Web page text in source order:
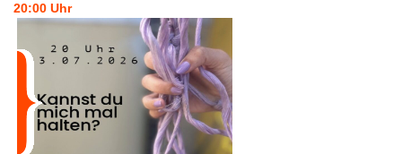
verfügen. Hinweise über Parkmöglichkeiten findest Du hier:
Parkmöglichkeiten_TWHDLeider ist der Theatersaal im 1. Stock
nicht barrierefrei über eine Treppe erreichbar!
20:00 Uhr